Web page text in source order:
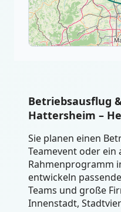
Betriebsausflug
Hattersheim –
Sie planen einen
Teamevent oder ein
Rahmenprogramm
entwickeln
Teams und große
Innenstadt,